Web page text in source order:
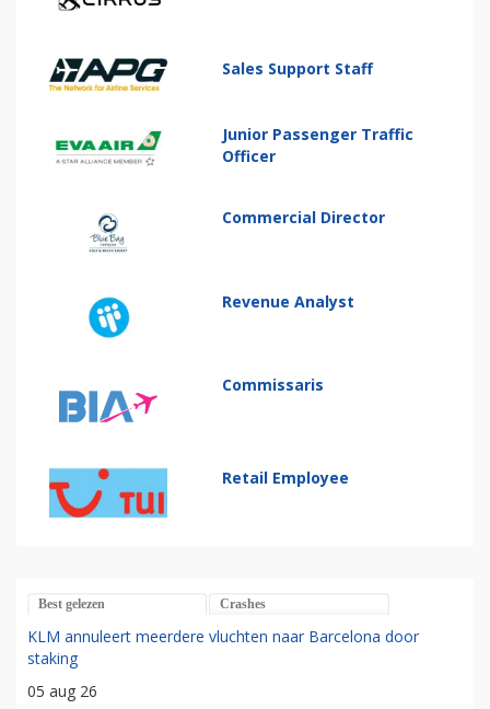
Sales Support Staff
Junior Passenger Traffic
Officer
Commercial Director
Revenue Analyst
Commissaris
Retail Employee
Best gelezen Crashes
KLM annuleert meerdere vluchten naar Barcelona door
staking
05 aug 26